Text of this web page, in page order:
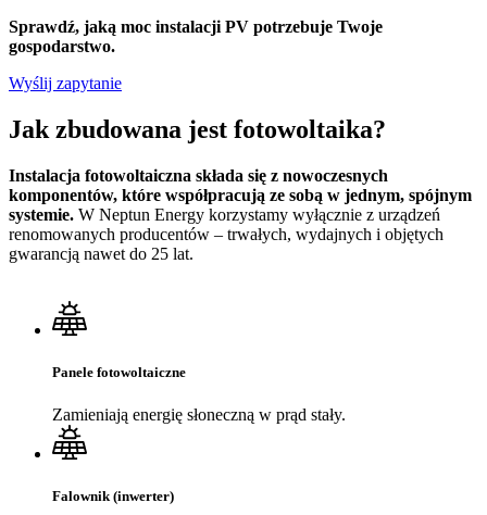
Sprawdź, jaką moc instalacji PV potrzebuje Twoje
gospodarstwo.
Wyślij zapytanie
Jak zbudowana jest fotowoltaika?
Instalacja fotowoltaiczna składa się z nowoczesnych
komponentów, które współpracują ze sobą w jednym, spójnym
systemie. W Neptun Energy korzystamy wyłącznie z urządzeń
renomowanych producentów – trwałych, wydajnych i objętych
gwarancją nawet do 25 lat.
Panele fotowoltaiczne
Zamieniają energię słoneczną w prąd stały.
Falownik (inwerter)